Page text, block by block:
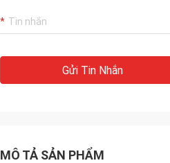
Gửi Tin Nhắn
MÔ TẢ SẢN PHẨM